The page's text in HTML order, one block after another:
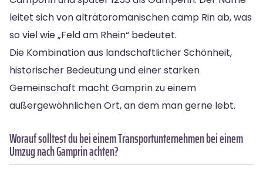
leitet sich von alträtoromanischen camp Rin ab, was
so viel wie „Feld am Rhein“ bedeutet.
Die Kombination aus landschaftlicher Schönheit,
historischer Bedeutung und einer starken
Gemeinschaft macht Gamprin zu einem
außergewöhnlichen Ort, an dem man gerne lebt.
Worauf solltest du bei einem Transportunternehmen bei einem
Umzug nach Gamprin achten?